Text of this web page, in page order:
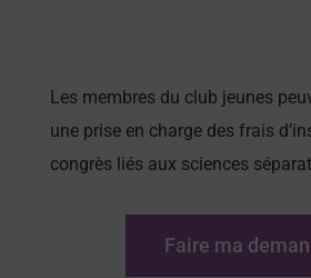
Les membres du club jeunes
une prise en charge des frais
congrès liés aux sciences
Faire ma